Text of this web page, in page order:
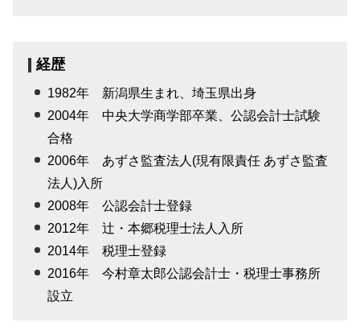
経歴
1982年 新潟県生まれ、埼玉県出身
2004年 中央大学商学部卒業、公認会計士試験
合格
2006年 あずさ監査法人(現有限責任 あずさ監査
法人)入所
2008年 公認会計士登録
2012年 辻・本郷税理士法人入所
2014年 税理士登録
2016年 今村章太郎公認会計士・税理士事務所
設立